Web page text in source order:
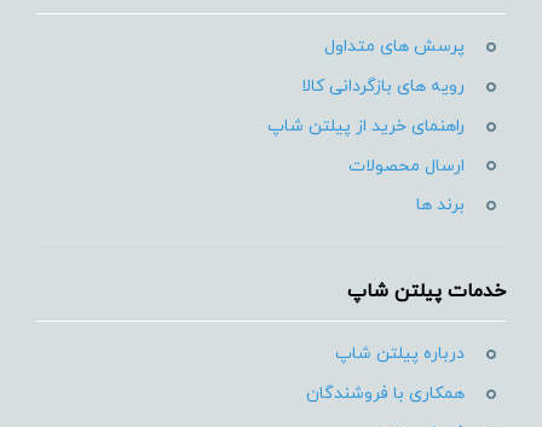
پرسش های متداول
رویه های بازگردانی کالا
راهنمای خرید از پیلتن شاپ
ارسال محصولات
برند ها
خدمات پیلتن شاپ
درباره پیلتن شاپ
همکاری با فروشندگان